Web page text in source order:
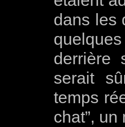
dans les
derrière
serait
temps
chat”,